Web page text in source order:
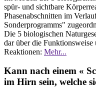
spür- und sichtbare
Phasenabschnitten im
Sonderprogramms"
Die 5 biologischen
dar über die Funktionsweise
Reaktionen: Mehr...
Kann nach einem «
im Hirn sein, welche